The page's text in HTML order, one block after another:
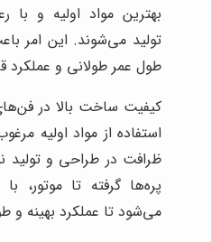
بهترین مواد اولیه و با
تولید می‌شوند. این امر
طول عمر طولانی و عملکرد
استفاده از مواد اولیه
ظرافت در طراحی و تولید
پره‌ها گرفته تا موتور،
می‌شود تا عملکرد بهینه و